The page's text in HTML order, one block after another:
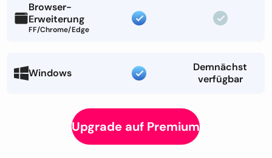
Browser-
Erweiterung
FF/Chrome/Edge
Windows
Demnächst
verfügbar
Upgrade auf Premium